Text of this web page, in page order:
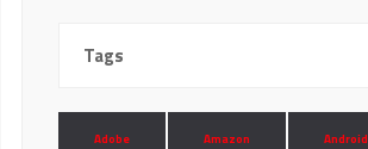
Tags
Adobe Amazon Android